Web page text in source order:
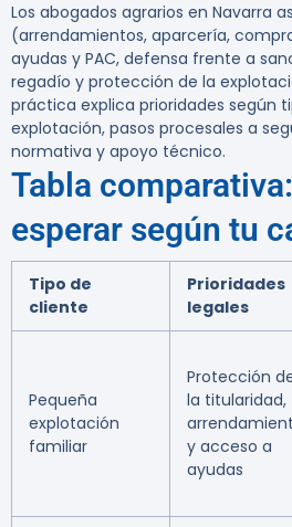
Los abogados agrarios en Navarra
(arrendamientos, aparcería,
ayudas y PAC, defensa frente a
regadío y protección de la
práctica explica prioridades según
explotación, pasos procesales a
normativa y apoyo técnico.
Tabla
esperar según tu
Tipo de
cliente
Prioridades
legales
Pequeña
explotación
familiar
Protección
la titularidad,
y acceso a
ayudas